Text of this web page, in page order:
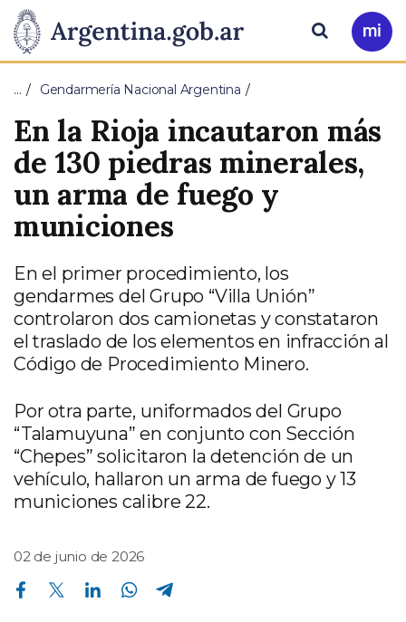
Presidencia
de
la
Nación
Pasar al contenido principal
Ir
a
Buscar
… Gendarmería Nacional Argentina
En la Rioja incautaron más
de 130 piedras minerales,
un arma de fuego y
municiones
En el primer procedimiento, los
gendarmes del Grupo “Villa Unión”
controlaron dos camionetas y constataron
el traslado de los elementos en infracción al
Código de Procedimiento Minero.
Por otra parte, uniformados del Grupo
“Talamuyuna” en conjunto con Sección
“Chepes” solicitaron la detención de un
vehículo, hallaron un arma de fuego y 13
municiones calibre 22.
02 de junio de 2026
Compartir en Facebook Compartir en Twitter Compartir en Linkedin Compartir en Whatsapp